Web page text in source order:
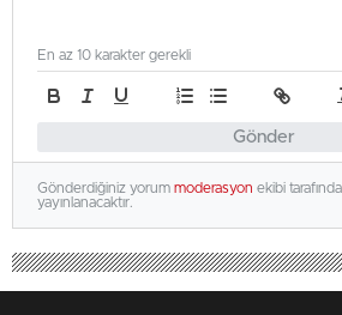
Gönder
En az 10 karakter gerekli
Gönderdiğiniz yorum moderasyon ekibi
yayınlanacaktır.